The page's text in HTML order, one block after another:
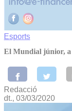
Esports
El Mundial júnior,
Redacció
dt., 03/03/2020